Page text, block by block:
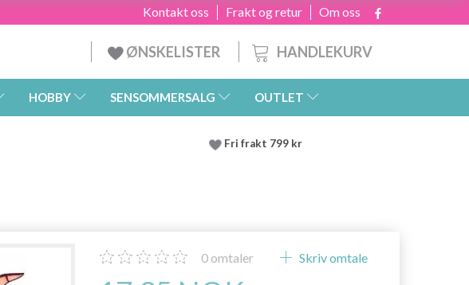
Om oss
Frakt og retur
Kontakt oss
HANDLEKURV
ØNSKELISTER
HOBBY SENSOMMERSALG OUTLET
Fri frakt 799 kr
0 omtaler Skriv omtale